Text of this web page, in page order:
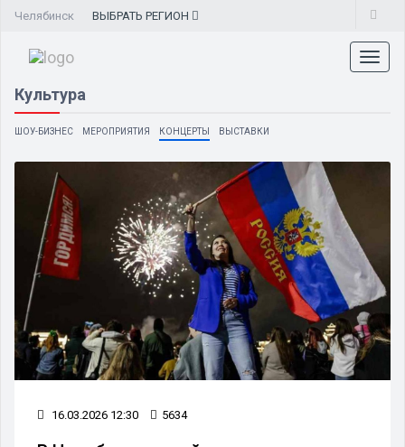
Челябинск ВЫБРАТЬ РЕГИОН
Культура
ШОУ-БИЗНЕС МЕРОПРИЯТИЯ КОНЦЕРТЫ ВЫСТАВКИ
16.03.2026 12:30 5634